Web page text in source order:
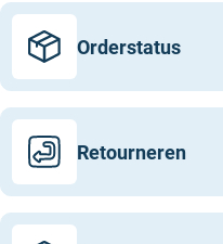
Orderstatus
Retourneren